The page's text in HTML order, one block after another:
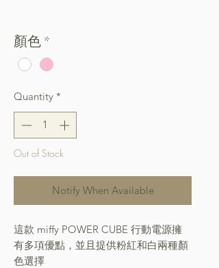
顏色 *
Quantity *
Out of Stock
Notify When Available
這款 miffy POWER CUBE 行動電源擁
有多項優點，並且提供粉紅和白兩種顏
色選擇